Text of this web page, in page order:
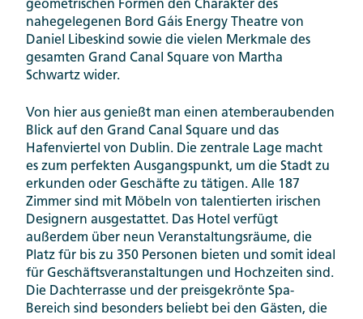
geometrischen Formen den Charakter des
nahegelegenen Bord Gáis Energy Theatre von
Daniel Libeskind sowie die vielen Merkmale des
gesamten Grand Canal Square von Martha
Schwartz wider.
Von hier aus genießt man einen atemberaubenden
Blick auf den Grand Canal Square und das
Hafenviertel von Dublin. Die zentrale Lage macht
es zum perfekten Ausgangspunkt, um die Stadt zu
erkunden oder Geschäfte zu tätigen. Alle 187
Zimmer sind mit Möbeln von talentierten irischen
Designern ausgestattet. Das Hotel verfügt
außerdem über neun Veranstaltungsräume, die
Platz für bis zu 350 Personen bieten und somit ideal
für Geschäftsveranstaltungen und Hochzeiten sind.
Die Dachterrasse und der preisgekrönte Spa-
Bereich sind besonders beliebt bei den Gästen, die